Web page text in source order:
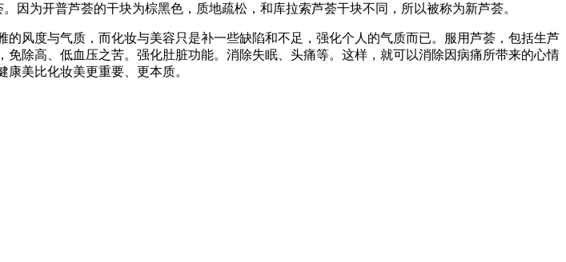
为开普芦荟的干块为棕黑色，质地疏松，和库拉索芦荟干块不同，所以被称为新芦荟。
度与气质，而化妆与美容只是补一些缺陷和不足，强化个人的气质而已。服用芦荟，包括生芦
除高、低血压之苦。强化肚脏功能。消除失眠、头痛等。这样，就可以消除因病痛所带来的心情
美比化妆美更重要、更本质。